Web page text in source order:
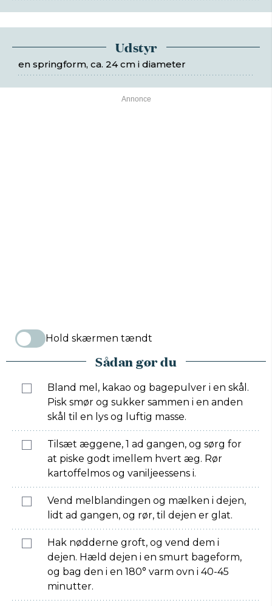
Udstyr
en springform, ca. 24 cm i diameter
Hold skærmen tændt
Sådan gør du
Bland mel, kakao og bagepulver i en skål.
Pisk smør og sukker sammen i en anden
skål til en lys og luftig masse.
Tilsæt æggene, 1 ad gangen, og sørg for
at piske godt imellem hvert æg. Rør
kartoffelmos og vaniljeessens i.
Vend melblandingen og mælken i dejen,
lidt ad gangen, og rør, til dejen er glat.
Hak nødderne groft, og vend dem i
dejen. Hæld dejen i en smurt bageform,
og bag den i en 180° varm ovn i 40-45
minutter.